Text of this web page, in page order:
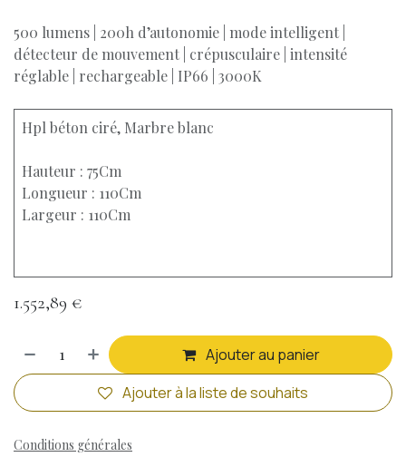
500 lumens | 200h d’autonomie | mode intelligent |
détecteur de mouvement | crépusculaire | intensité
réglable | rechargeable | IP66 | 3000K
Hpl béton ciré, Marbre blanc
Hauteur : 75Cm
Longueur : 110Cm
Largeur : 110Cm
1.552,89 €
Ajouter au panier
Ajouter à la liste de souhaits
Conditions générales